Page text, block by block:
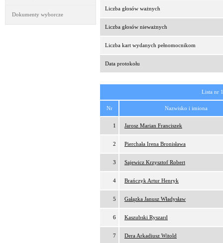
Dokumenty wyborcze
Liczba głosów ważnych
Liczba głosów nieważnych
Liczba kart wydanych pełnomocnikom
Data protokołu
Lista nr
Nr Nazwisko i imiona
1 Jarosz Marian Franciszek
2 Pierchała Irena Bronisława
3 Sajewicz Krzysztof Robert
4 Brańczyk Artur Henryk
5 Gałązka Janusz Władysław
6 Kaszubski Ryszard
7 Dera Arkadiusz Witold